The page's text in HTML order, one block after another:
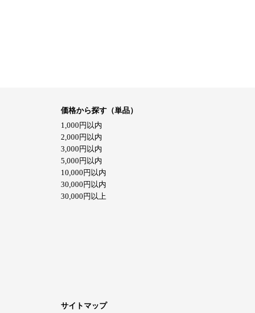
価格から探す（単品）
1,000円以内
2,000円以内
3,000円以内
5,000円以内
10,000円以内
30,000円以内
30,000円以上
サイトマップ